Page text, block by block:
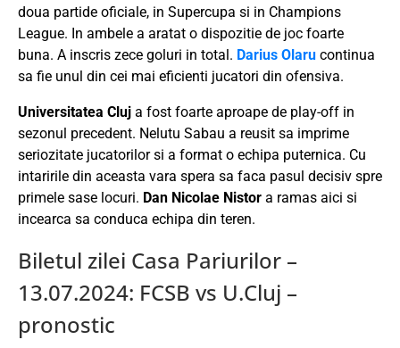
doua partide oficiale, in Supercupa si in Champions
League. In ambele a aratat o dispozitie de joc foarte
buna. A inscris zece goluri in total. Darius Olaru continua
sa fie unul din cei mai eficienti jucatori din ofensiva.
Universitatea Cluj a fost foarte aproape de play-off in
sezonul precedent. Nelutu Sabau a reusit sa imprime
seriozitate jucatorilor si a format o echipa puternica. Cu
intaririle din aceasta vara spera sa faca pasul decisiv spre
primele sase locuri. Dan Nicolae Nistor a ramas aici si
incearca sa conduca echipa din teren.
Biletul zilei Casa Pariurilor –
13.07.2024: FCSB vs U.Cluj –
pronostic